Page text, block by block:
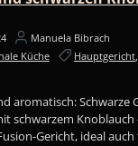
Manuela Bibrach
Küche Hauptgericht
aromatisch: Schwarze
schwarzem Knoblauch
Gericht, ideal auch